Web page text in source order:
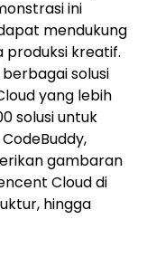
ini
mendukung
kreatif.
solusi
yang lebih
solusi untuk
gambaran
Cloud di
hingga